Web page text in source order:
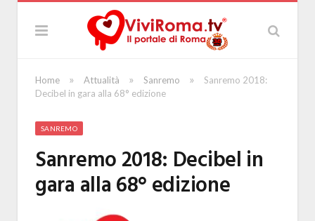
Home » Attualità » Sanremo »
Sanremo 2018:
Decibel in gara alla 68° edizione
SANREMO
Sanremo 2018: Decibel in
gara alla 68° edizione